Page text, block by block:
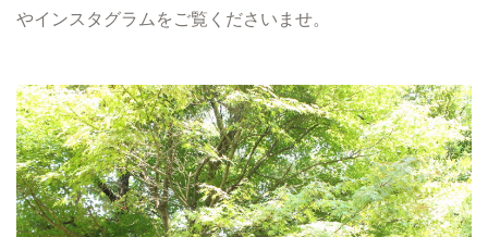
やインスタグラムをご覧くださいませ。